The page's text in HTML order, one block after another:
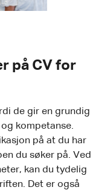
på CV for
de gir en grundig
kompetanse.
på at du har
du søker på. Ved
kan du tydelig
Det er også